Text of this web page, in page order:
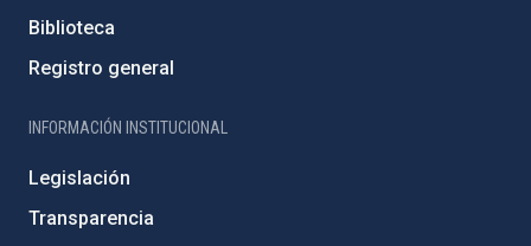
Biblioteca
Registro general
INFORMACIÓN INSTITUCIONAL
Legislación
Transparencia